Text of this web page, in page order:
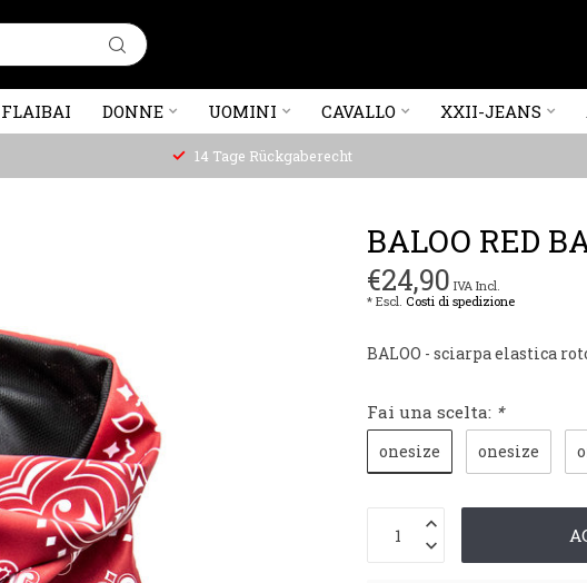
FLAIBAI DONNE UOMINI CAVALLO XXII-JEANS
14 Tage Rückgaberecht
BALOO RED
€24,90 IVA Incl.
* Escl. Costi di spedizione
BALOO - sciarpa elastica
Fai una scelta: *
onesize onesize